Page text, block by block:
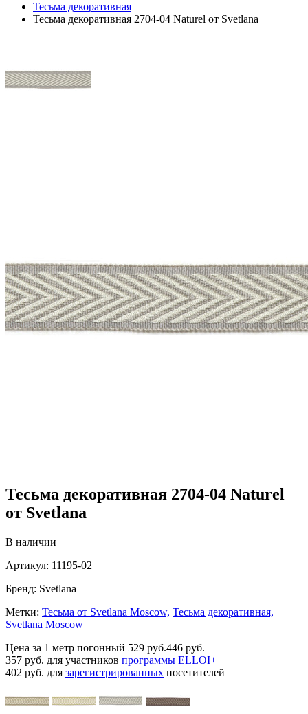
Тесьма декоративная
Тесьма декоративная 2704-04 Naturel от Svetlana
Тесьма декоративная 2704-04 Naturel
от Svetlana
В наличии
Артикул: 11195-02
Бренд: Svetlana
Метки: Тесьма от Svetlana Moscow, Тесьма декоративная,
Svetlana Moscow
Цена за 1 метр погонный 529 руб.446 руб.
357 руб. для участников программы ELLOI+
402 руб. для зарегистрированных посетителей